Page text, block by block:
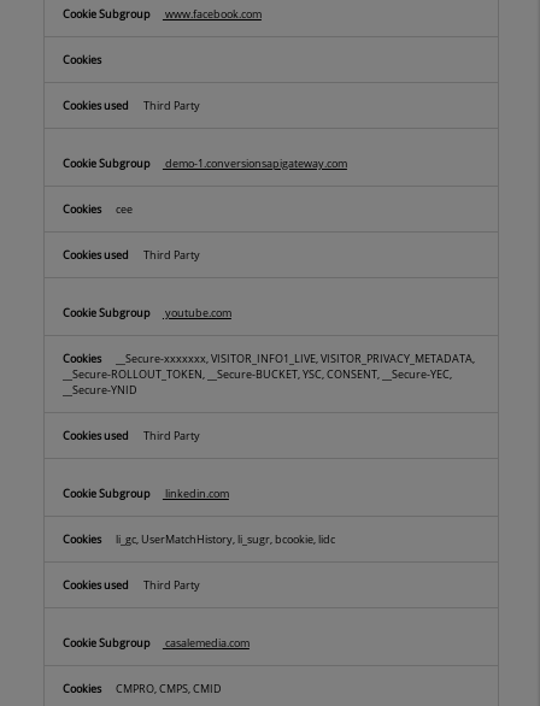
www.facebook.com
Third Party
demo-1.conversionsapigateway.com
cee
Third Party
youtube.com
__Secure-xxxxxxx, VISITOR_INFO1_LIVE, VISITOR_PRIVACY_METADATA,
__Secure-ROLLOUT_TOKEN, __Secure-BUCKET, YSC, CONSENT, __Secure-YEC,
__Secure-YNID
Third Party
linkedin.com
li_gc, UserMatchHistory, li_sugr, bcookie, lidc
Third Party
casalemedia.com
CMPRO, CMPS, CMID